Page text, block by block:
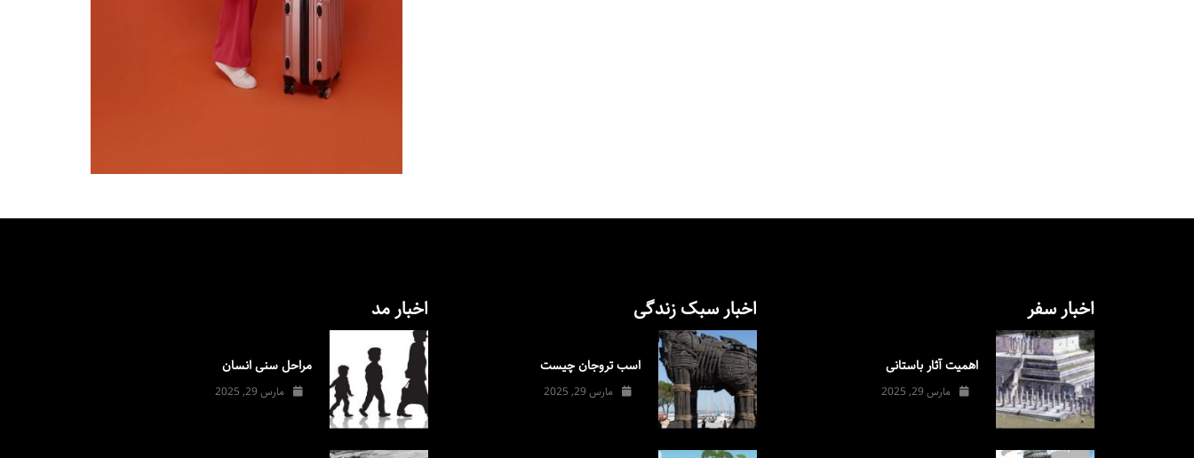
اخبار سفر
اهمیت آثار باستانی
مارس 29, 2025
اخبار سبک زندگی
اسب تروجان چیست
مارس 29, 2025
اخبار مد
مراحل سنی انسان
مارس 29, 2025